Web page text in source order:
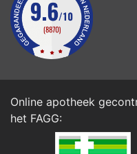
Online apotheek
het FAGG: